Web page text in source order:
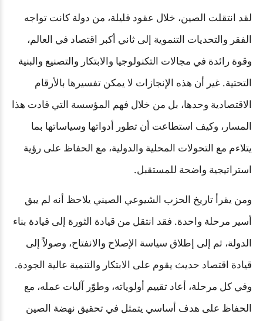
لقد انتقلت الصين، خلال عقود قليلة، من دولة كانت تواجه
الفقر والتحديات التنموية إلى ثاني أكبر اقتصاد في العالم،
وقوة رائدة في مجالات التكنولوجيا والابتكار والتصنيع والبنية
التحتية. غير أن هذه الإنجازات لا يمكن تفسيرها بالأرقام
الاقتصادية وحدها، بل من خلال فهم المؤسسة التي قادت هذا
المسار، وكيف استطاعت أن تطور أدواتها وسياساتها بما
يتلاءم مع التحولات المحلية والدولية، مع الحفاظ على رؤية
استراتيجية واضحة للمستقبل.
ومن يقرأ تاريخ الحزب الشيوعي الصيني يلاحظ أنه لم يبق
أسير مرحلة واحدة. فقد انتقل من قيادة الثورة إلى قيادة بناء
الدولة، ثم إلى إطلاق سياسة الإصلاح والانفتاح، وصولاً إلى
قيادة اقتصاد حديث يقوم على الابتكار والتنمية عالية الجودة.
وفي كل مرحلة، أعاد تقييم أولوياته، وطوّر آليات عمله، مع
الحفاظ على هدف أساسي يتمثل في تحقيق نهضة الصين